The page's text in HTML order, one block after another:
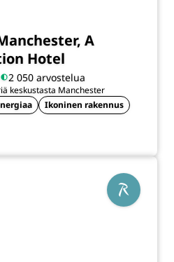
A
Hotel
2 050 arvostelua
keskustasta Manchester
Ikoninen rakennus